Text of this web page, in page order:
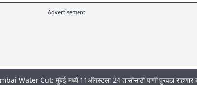
Advertisement
Cut: मुंबई मध्ये 11ऑगस्टला 24 तासांसाठी पाणी पुरवठा राहणार बंद; पहा कुठे